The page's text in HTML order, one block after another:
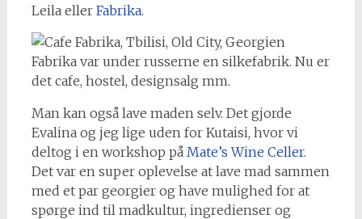
Leila eller Fabrika.
Fabrika var under russerne en silkefabrik. Nu er
det cafe, hostel, designsalg mm.
Man kan også lave maden selv. Det gjorde
Evalina og jeg lige uden for Kutaisi, hvor vi
deltog i en workshop på Mate’s Wine Celler.
Det var en super oplevelse at lave mad sammen
med et par georgier og have mulighed for at
spørge ind til madkultur, ingredienser og